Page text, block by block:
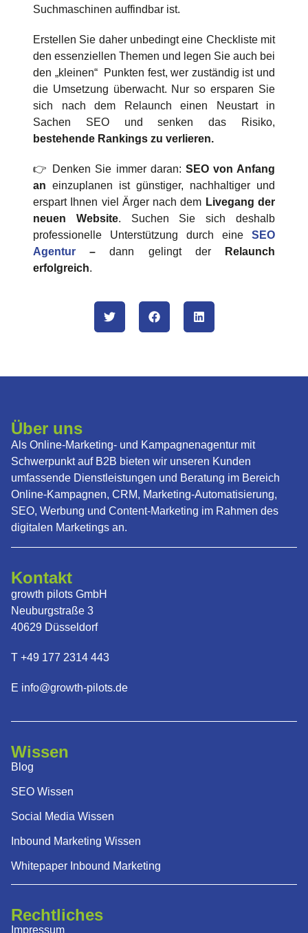
Suchmaschinen auffindbar ist.
Erstellen Sie daher unbedingt eine Checkliste mit
den essenziellen Themen und legen Sie auch bei
den „kleinen“ Punkten fest, wer zuständig ist und
die Umsetzung überwacht. Nur so ersparen Sie
sich nach dem Relaunch einen Neustart in
Sachen SEO und senken das Risiko,
bestehende Rankings zu verlieren.
👉 Denken Sie immer daran: SEO von Anfang
an einzuplanen ist günstiger, nachhaltiger und
erspart Ihnen viel Ärger nach dem Livegang der
neuen Website. Suchen Sie sich deshalb
professionelle Unterstützung durch eine SEO
Agentur –dann gelingt der
Relaunch
erfolgreich.
Über uns
Als Online-Marketing- und Kampagnenagentur mit
Schwerpunkt auf B2B bieten wir unseren Kunden
umfassende Dienstleistungen und Beratung im Bereich
Online-Kampagnen, CRM, Marketing-Automatisierung,
SEO, Werbung und Content-Marketing im Rahmen des
digitalen Marketings an.
Kontakt
growth pilots GmbH
Neuburgstraße 3
40629 Düsseldorf
T +49 177 2314 443
E info@growth-pilots.de
Wissen
Blog
SEO Wissen
Social Media Wissen
Inbound Marketing Wissen
Whitepaper Inbound Marketing
Rechtliches
Impressum